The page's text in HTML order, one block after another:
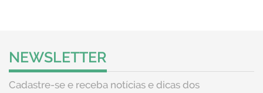
NEWSLETTER
Cadastre-se e receba notícias e dicas dos